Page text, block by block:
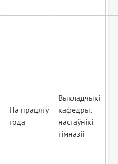
На працягу
года
Выкладчыкі
кафедры,
настаўнікі
гімназіі